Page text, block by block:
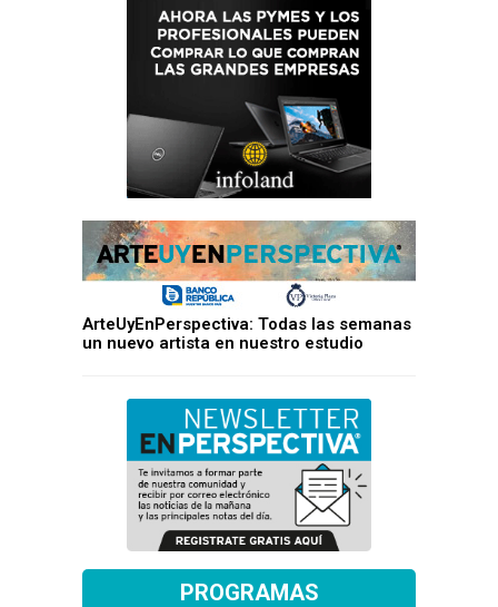
ArteUyEnPerspectiva: Todas las semanas
un nuevo artista en nuestro estudio
PROGRAMAS